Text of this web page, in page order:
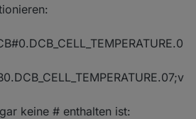
keine # enthalten ist: